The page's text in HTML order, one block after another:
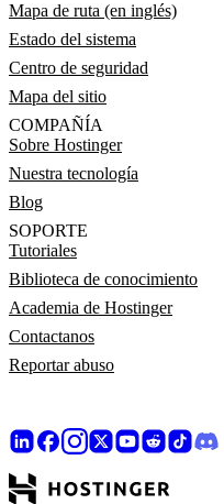
Mapa de ruta (en inglés)
Estado del sistema
Centro de seguridad
Mapa del sitio
COMPAÑÍA
Sobre Hostinger
Nuestra tecnología
Blog
SOPORTE
Tutoriales
Biblioteca de conocimiento
Academia de Hostinger
Contactanos
Reportar abuso